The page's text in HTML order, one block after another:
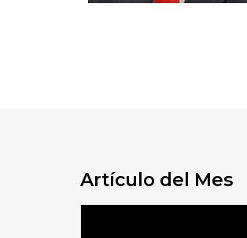
Artículo del Mes